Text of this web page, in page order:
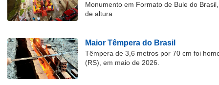
Monumento em Formato de Bule do
de altura
Maior Têmpera do Brasil
Têmpera de 3,6 metros por 70 cm foi
(RS), em maio de 2026.